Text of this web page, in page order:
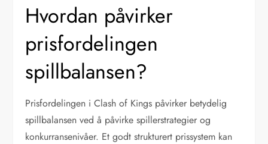
Hvordan påvirker
prisfordelingen
spillbalansen?
Prisfordelingen i Clash of Kings påvirker betydelig
spillbalansen ved å påvirke spillerstrategier og
konkurransenivåer. Et godt strukturert prissystem kan